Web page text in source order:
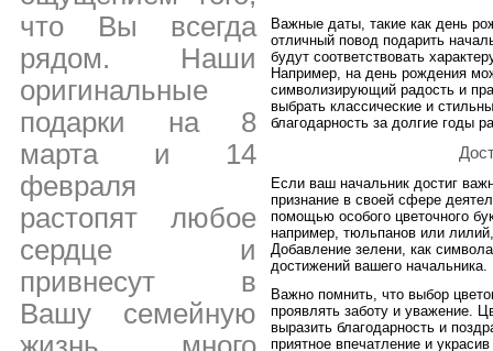
что Вы всегда
рядом. Наши
оригинальные
подарки на 8
марта и 14
февраля
растопят любое
сердце и
привнесут в
Вашу семейную
Важные даты, такие как день
отличный повод подарить
будут соответствовать
Например, на день рождения
символизирующий радость и
выбрать классические и
благодарность за долгие годы
Если ваш начальник достиг
признание в своей сфере
помощью особого цветочного
например, тюльпанов или
Добавление зелени, как
достижений вашего начальника.
Важно помнить, что выбор
проявлять заботу и уважение.
выразить благодарность и
приятное впечатление и